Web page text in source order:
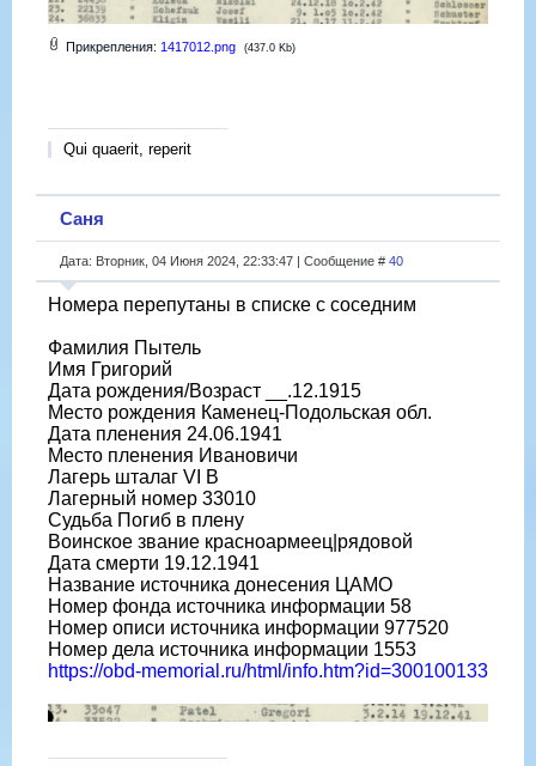
Прикрепления: 1417012.png (437.0 Kb)
Qui quaerit, reperit
Саня
Дата: Вторник, 04 Июня 2024, 22:33:47 | Сообщение # 40
Номера перепутаны в списке с соседним
Фамилия Пытель
Имя Григорий
Дата рождения/Возраст __.12.1915
Место рождения Каменец-Подольская обл.
Дата пленения 24.06.1941
Место пленения Ивановичи
Лагерь шталаг VI B
Лагерный номер 33010
Судьба Погиб в плену
Воинское звание красноармеец|рядовой
Дата смерти 19.12.1941
Название источника донесения ЦАМО
Номер фонда источника информации 58
Номер описи источника информации 977520
Номер дела источника информации 1553
https://obd-memorial.ru/html/info.htm?id=300100133